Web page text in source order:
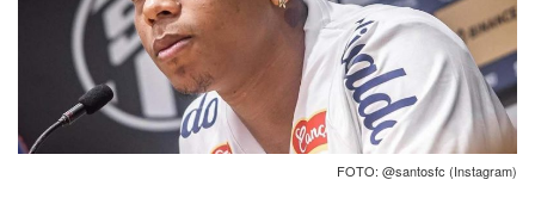
FOTO: @santosfc (Instagram)